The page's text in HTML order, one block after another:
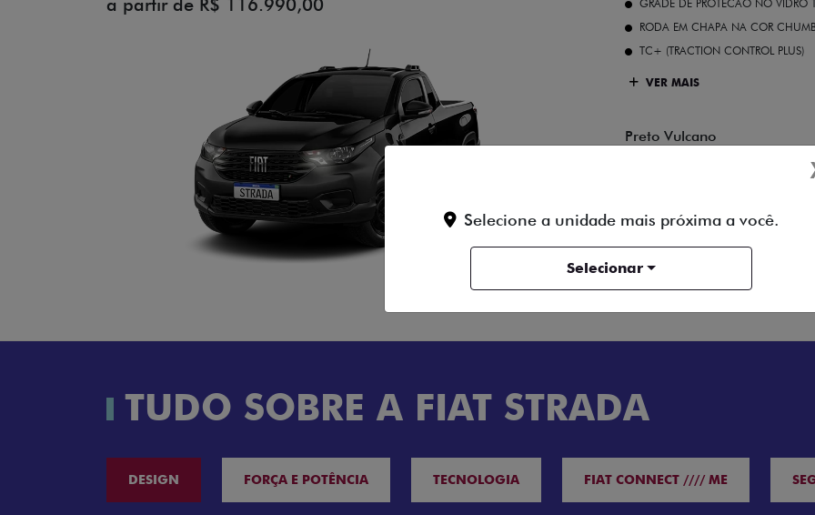
GRADE DE PROTECAO NO VIDRO
RODA EM CHAPA NA COR
TC+ (TRACTION CONTROL PLUS)
VER MAIS
Preto Vulcano
FICHA TÉCNICA
ENTRAR EM CONTATO
TUDO SOBRE A FIAT STRADA
DESIGN FORÇA E POTÊNCIA TECNOLOGIA FIAT CONNECT //// ME
Selecione a unidade mais próxima a você.
Selecionar